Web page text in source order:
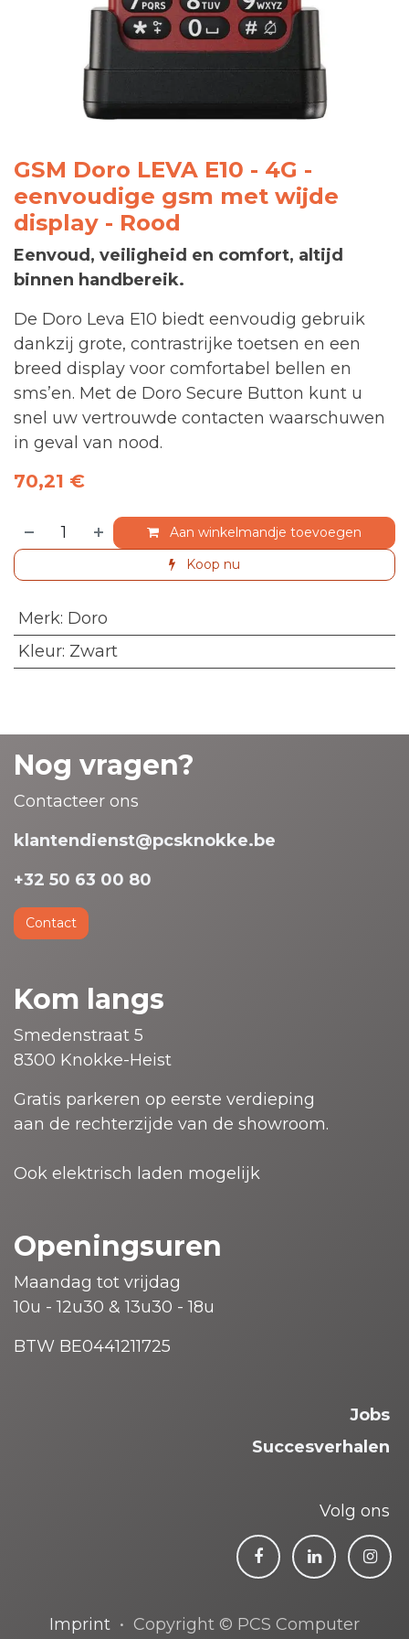
GSM Doro LEVA E10 - 4G -
eenvoudige gsm met wijde
display - Rood
Eenvoud, veiligheid en comfort, altijd
binnen handbereik.
De Doro Leva E10 biedt eenvoudig gebruik
dankzij grote, contrastrijke toetsen en een
breed display voor comfortabel bellen en
sms’en. Met de Doro Secure Button kunt u
snel uw vertrouwde contacten waarschuwen
in geval van nood.
70,21 €
Aan winkelmandje toevoegen
Koop nu
Merk: Doro
Kleur: Zwart
Nog vragen?
Contacteer ons
klantendienst@pcsknokke.be
+32 50 63 00 80
Contact
Kom langs
Smedenstraat 5
8300 Knokke-Heist
Gratis parkeren op eerste verdieping
aan de rechterzijde van de showroom.
Ook elektrisch laden mogelijk
Openingsuren
Maandag tot vrijdag
10u - 12u30 & 13u30 - 18u
BTW BE0441211725
Jobs
Succesverhalen
Volg ons
Imprint • Copyright © PCS Computer